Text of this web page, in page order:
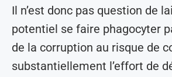
Il n’est donc pas question de
potentiel se faire phagocyter
de la corruption au risque de
substantiellement l’effort de